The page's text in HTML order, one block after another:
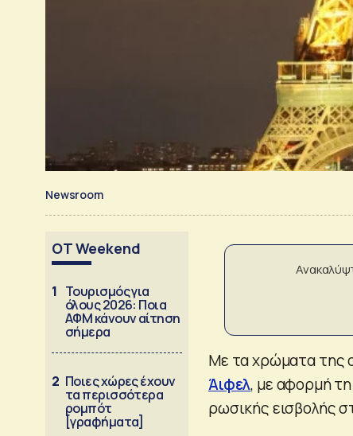
Newsroom
OT Weekend
1 Τουρισμός για
όλους 2026: Ποια
ΑΦΜ κάνουν αίτηση
σήμερα
2 Ποιες χώρες έχουν
τα περισσότερα
ρομπότ
[γραφήματα]
Με τα χρώματα της
Άιφελ, με αφορμή
ρωσικής εισβολής